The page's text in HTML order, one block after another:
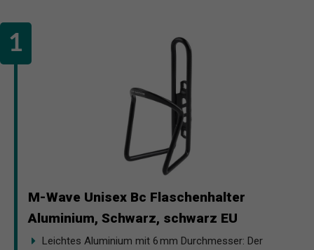
M-Wave Unisex Bc Flaschenhalter
Aluminium, Schwarz, schwarz EU
Leichtes Aluminium mit 6 mm Durchmesser: Der